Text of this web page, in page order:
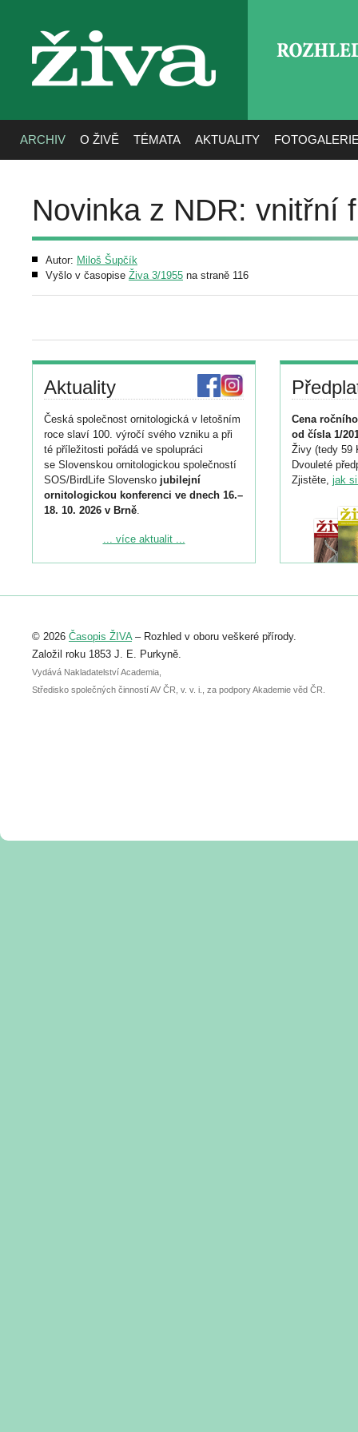
živa
ARCHIV O ŽIVĚ TÉMATA AKTUALITY
Novinka z NDR: vnitřní
Autor: Miloš Šupčík
Vyšlo v časopise Živa 3/1955 na straně 116
Aktuality
Česká společnost ornitologická v letošním
roce slaví 100. výročí svého vzniku a při
té příležitosti pořádá ve spolupráci
se Slovenskou ornitologickou společností
SOS/BirdLife Slovensko jubilejní
ornitologickou konferenci ve dnech 16.–
18. 10. 2026 v Brně.
Podrobnější informace ke konferenci
Registrovat se můžete do 6. září.
abstraktu přihlášené přednášky nebo
posteru je už 30. června.
... více aktualit ...
Cena
od čísla 1/
Živy (tedy 59
Dvouleté
Zjistěte, jak
© 2026 Časopis ŽIVA– Rozhled v oboru veškeré přírody.
Založil roku 1853 J. E. Purkyně.
Vydává Nakladatelství Academia,
Středisko společných činností AV ČR, v. v. i., za podpory Akademie věd ČR.